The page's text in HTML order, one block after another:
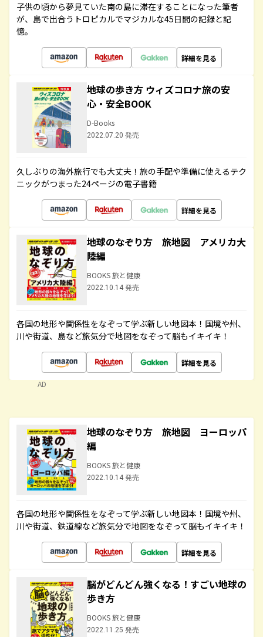
子供の頃から夢見ていた南の島に滞在することになった筆者
が、島で出合うトロピカルでマジカルな45日間の記録と記
憶。
詳細を見る
地球の歩き方 ウィズコロナ旅の安
心・安全BOOK
D-Books
2022.07.20 発売
久しぶりの海外旅行でも大丈夫！旅の手配や準備に使えるテク
ニックがつまった24ページの電子書籍
詳細を見る
地球のなぞり方 旅地図 アメリカ大
陸編
BOOKS 旅と健康
2022.10.14 発売
各国の地形や関係性をなぞって学ぶ新しい地図本！国境や州、
川や街道、島など旅気分で地図をなぞって脳もイキイキ！
詳細を見る
AD
地球のなぞり方 旅地図 ヨーロッパ
編
BOOKS 旅と健康
2022.10.14 発売
各国の地形や関係性をなぞって学ぶ新しい地図本！国境や州、
川や街道、鉄道線など旅気分で地図をなぞって脳もイキイキ！
詳細を見る
脳がどんどん強くなる！すごい地球の
歩き方
BOOKS 旅と健康
2022.11.25 発売